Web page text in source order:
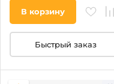
В корзину
Быстрый заказ